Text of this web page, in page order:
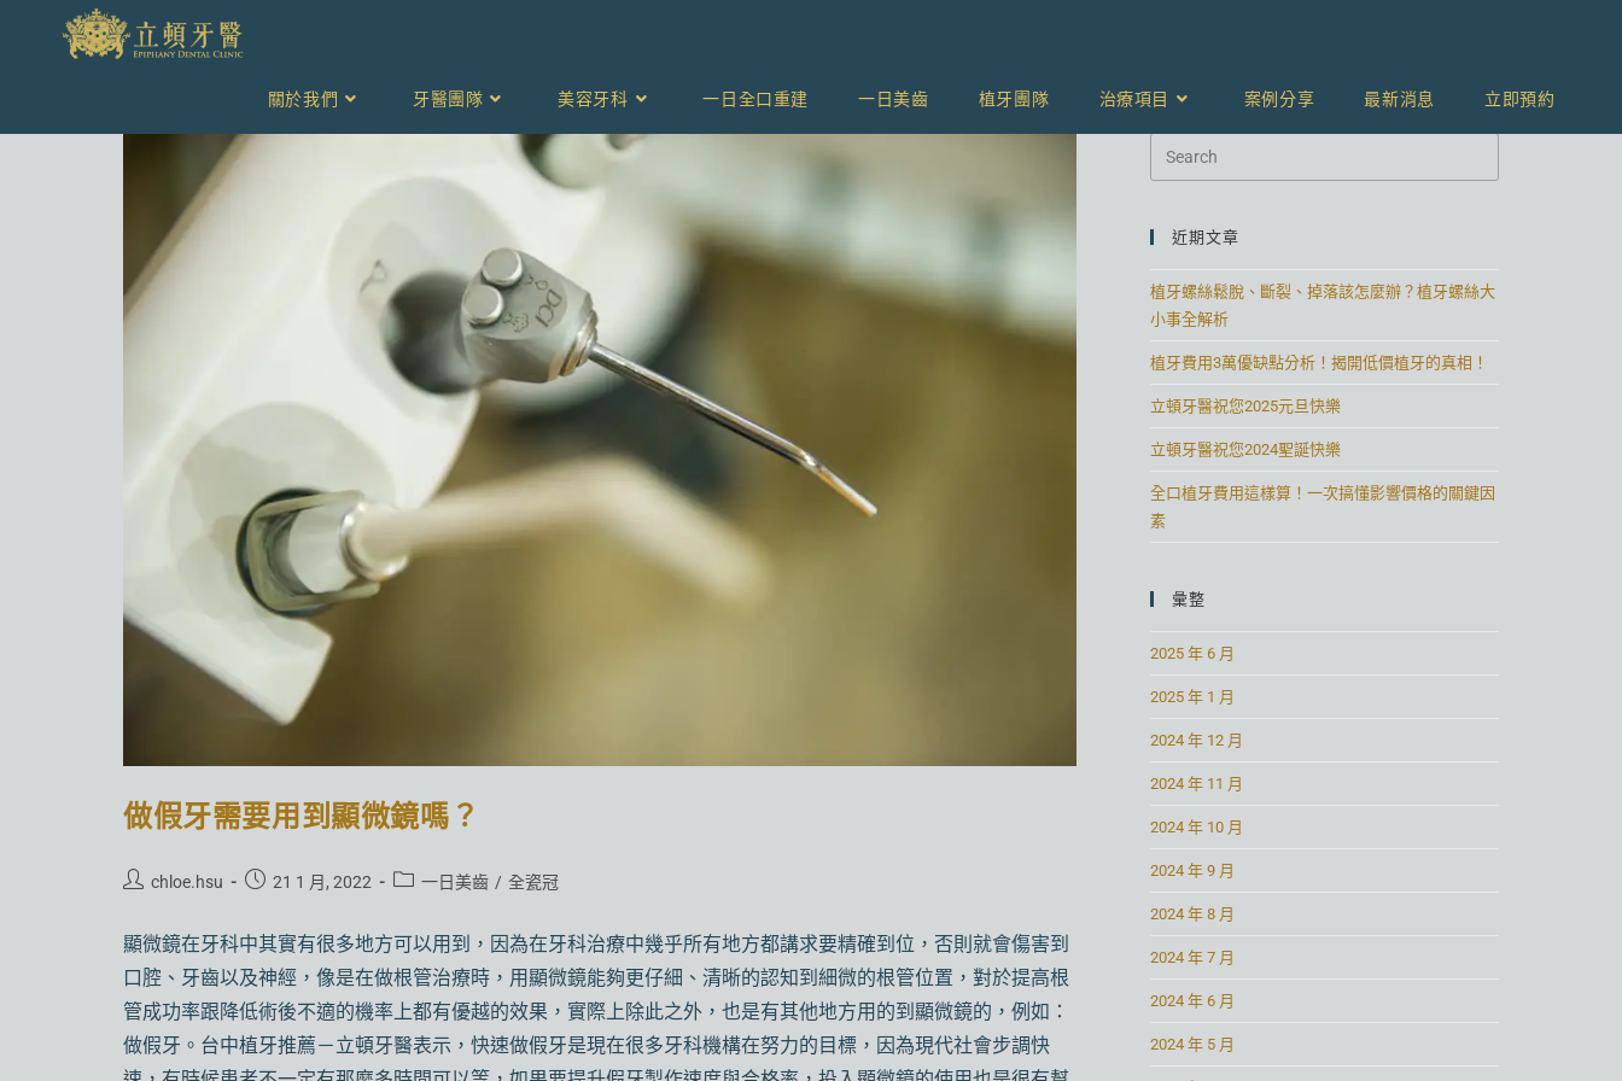
關於我們 牙醫團隊 美容牙科 一日全口重建 一日美齒 植牙團隊 治療項目 案例分享 最新消息 立即預約
做假牙需要用到顯微鏡嗎？
chloe.hsu 21 1 月, 2022 一日美齒 / 全瓷冠
顯微鏡在牙科中其實有很多地方可以用到，因為在牙科治療中幾乎所有地方都講求要精確到位，否則就會傷害到
口腔、牙齒以及神經，像是在做根管治療時，用顯微鏡能夠更仔細、清晰的認知到細微的根管位置，對於提高根
管成功率跟降低術後不適的機率上都有優越的效果，實際上除此之外，也是有其他地方用的到顯微鏡的，例如：
做假牙。台中植牙推薦－立頓牙醫表示，快速做假牙是現在很多牙科機構在努力的目標，因為現代社會步調快
近期文章
植牙螺絲鬆脫、斷裂、掉落該怎麼辦？植牙螺絲大
小事全解析
植牙費用3萬優缺點分析！揭開低價植牙的真相！
立頓牙醫祝您2025元旦快樂
立頓牙醫祝您2024聖誕快樂
全口植牙費用這樣算！一次搞懂影響價格的關鍵因
素
彙整
2025 年 6 月
2025 年 1 月
2024 年 12 月
2024 年 11 月
2024 年 10 月
2024 年 9 月
2024 年 8 月
2024 年 7 月
2024 年 6 月
2024 年 5 月